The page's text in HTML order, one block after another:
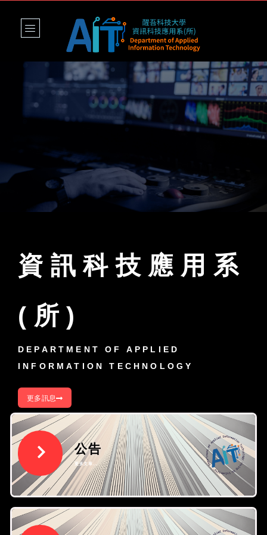
資訊科技應用系
(所)
DEPARTMENT OF APPLIED
INFORMATION TECHNOLOGY
更多訊息
公告
更多文章...